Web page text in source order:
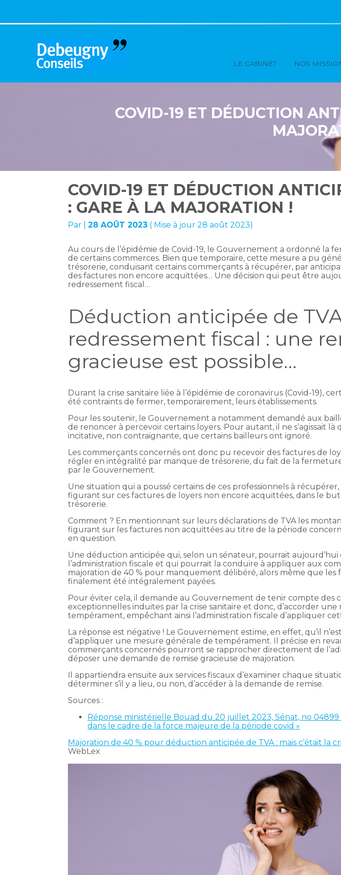
au
Principal
LE CABINET NOS
COVID-19 ET DÉDUCTION
COVID-19 ET DÉDUCTION
: GARE À LA MAJORATION !
Par |28 AOÛT 2023 ( Mise à jour 28 août 2023)
Au cours de l’épidémie de Covid-19, le Gouvernement a ordonné la
de certains commerces. Bien que temporaire, cette mesure a pu
trésorerie, conduisant certains commerçants à récupérer, par
des factures non encore acquittées… Une décision qui peut être
redressement fiscal…
Déduction anticipée de
redressement fiscal : une
gracieuse est possible…
Durant la crise sanitaire liée à l’épidémie de coronavirus (Covid-19),
été contraints de fermer, temporairement, leurs établissements.
Pour les soutenir, le Gouvernement a notamment demandé aux
de renoncer à percevoir certains loyers. Pour autant, il ne s’agissait là
incitative, non contraignante, que certains bailleurs ont ignoré.
Les commerçants concernés ont donc pu recevoir des factures de
régler en intégralité par manque de trésorerie, du fait de la
par le Gouvernement.
Une situation qui a poussé certains de ces professionnels à
figurant sur ces factures de loyers non encore acquittées, dans le
trésorerie.
Comment ? En mentionnant sur leurs déclarations de TVA les
figurant sur les factures non acquittées au titre de la période
en question.
Une déduction anticipée qui, selon un sénateur, pourrait aujourd’hui
l’administration fiscale et qui pourrait la conduire à appliquer aux
majoration de 40 % pour manquement délibéré, alors même que les
finalement été intégralement payées.
Pour éviter cela, il demande au Gouvernement de tenir compte des
exceptionnelles induites par la crise sanitaire et donc, d’accorder
tempérament, empêchant ainsi l’administration fiscale d’appliquer
La réponse est négative ! Le Gouvernement estime, en effet, qu’il
d’appliquer une mesure générale de tempérament. Il précise en
commerçants concernés pourront se rapprocher directement de
déposer une demande de remise gracieuse de majoration.
Il appartiendra ensuite aux services fiscaux d’examiner chaque
déterminer s’il y a lieu, ou non, d’accéder à la demande de remise.
Sources :
Réponse ministérielle Bouad du 20 juillet 2023, Sénat, no 04899
dans le cadre de la force majeure de la période covid »
Majoration de 40 % pour déduction anticipée de TVA : mais c’était la
WebLex